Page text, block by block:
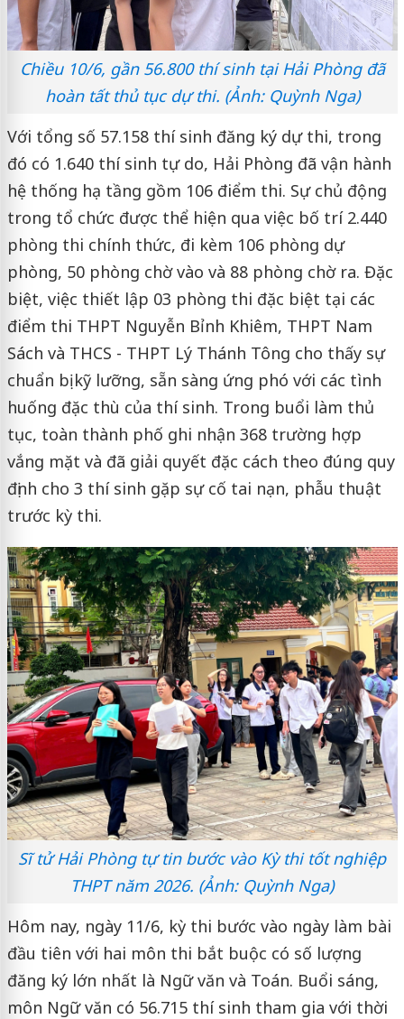
Chiều 10/6, gần 56.800 thí sinh tại Hải Phòng đã
hoàn tất thủ tục dự thi. (Ảnh: Quỳnh Nga)
Với tổng số 57.158 thí sinh đăng ký dự thi, trong
đó có 1.640 thí sinh tự do, Hải Phòng đã vận hành
hệ thống hạ tầng gồm 106 điểm thi. Sự chủ động
trong tổ chức được thể hiện qua việc bố trí 2.440
phòng thi chính thức, đi kèm 106 phòng dự
phòng, 50 phòng chờ vào và 88 phòng chờ ra. Đặc
biệt, việc thiết lập 03 phòng thi đặc biệt tại các
điểm thi THPT Nguyễn Bỉnh Khiêm, THPT Nam
Sách và THCS - THPT Lý Thánh Tông cho thấy sự
chuẩn bị kỹ lưỡng, sẵn sàng ứng phó với các tình
huống đặc thù của thí sinh. Trong buổi làm thủ
tục, toàn thành phố ghi nhận 368 trường hợp
vắng mặt và đã giải quyết đặc cách theo đúng quy
định cho 3 thí sinh gặp sự cố tai nạn, phẫu thuật
trước kỳ thi.
Sĩ tử Hải Phòng tự tin bước vào Kỳ thi tốt nghiệp
THPT năm 2026. (Ảnh: Quỳnh Nga)
Hôm nay, ngày 11/6, kỳ thi bước vào ngày làm bài
đầu tiên với hai môn thi bắt buộc có số lượng
đăng ký lớn nhất là Ngữ văn và Toán. Buổi sáng,
môn Ngữ văn có 56.715 thí sinh tham gia với thời